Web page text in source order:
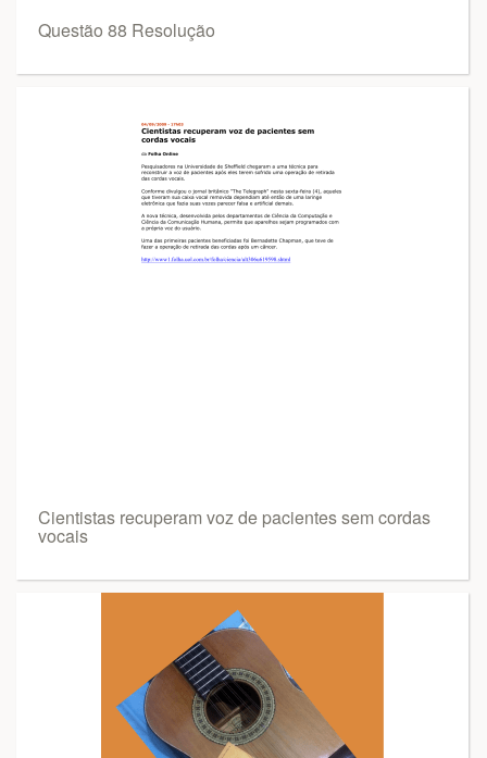
Questão 88 Resolução
Cientistas recuperam voz de pacientes sem cordas
vocais